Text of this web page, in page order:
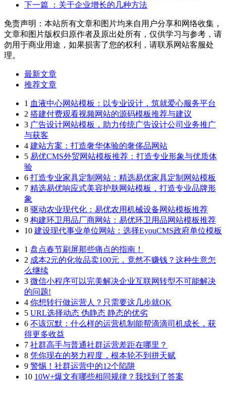
下一篇
：关于企业增长的几种方法
免责声明：本站所有文章和图片均来自用户分享和网络收集，
文章和图片版权归原作者及原出处所有，仅供学习与参考，请
勿用于商业用途，如果损害了您的权利，请联系网站客服处
理。
最新文章
推荐文章
1 血液中心网站模板：以专业设计，筑就爱心服务平台
2 搭建付费观看视频网站的源码模板推荐与建议
3 广告设计网站模板，助力传统广告设计公司业务推广
与获客
4 建站方案：打造奢华体验的奢侈品网站
5 易优CMS外贸网站模板推荐：打造专业形象与优质体
验
6 打造专业家具定制网站：精选易优家具定制网站模板
7 精选易优响应式美容护肤网站模板，打造专业品牌形
象
8 驱动农业现代化：易优农用机械设备网站模板推荐
9 构建环卫用品厂商网站：易优环卫用品网站模板推荐
10 建设现代事业单位网站：选择EyouCMS政府单位模板
1 盘点春节刷屏那些痛点的指南！
2 成本2元的化妆品卖100元，竟然不赚钱？这种生意怎
么继续
3 微信小程序可以完美解决企业互联网转型不可能解决
的问题!
4 你想转行做运营人？只需要这几步就OK
5 URL选择动态 伪静态 静态的优劣
6 不该沉默：什么样的运营机制能帮滴滴司机成长，获
得更多收益
7 社群高手与普通社群运营差距在哪里？
8 凭你现在的努力程度，根本轮不到拼天赋
9 警惕！社群运营中的12个陷阱
10 10W+爆文有哪些相同规律？我找到了答案